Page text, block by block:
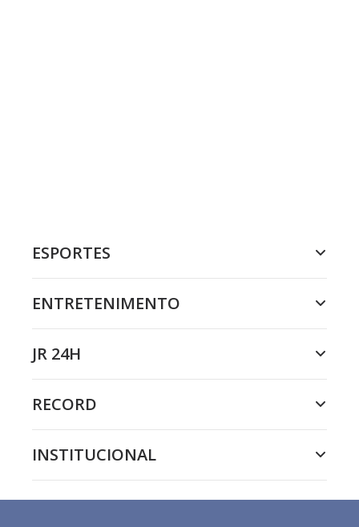
ESPORTES
ENTRETENIMENTO
JR 24H
RECORD
INSTITUCIONAL